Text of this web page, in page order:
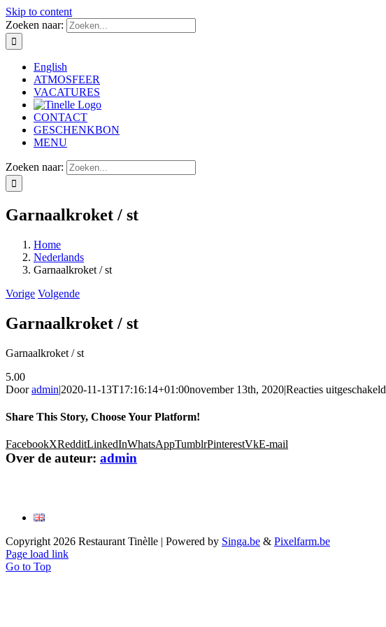
Skip to content
Zoeken naar:
English
ATMOSFEER
VACATURES
CONTACT
GESCHENKBON
MENU
Zoeken naar:
Garnaalkroket / st
Home
Nederlands
Garnaalkroket / st
Vorige Volgende
Garnaalkroket / st
Garnaalkroket / st
5.00
Dooradmin|2020-11-13T17:16:14+01:00november 13th, 2020|Reacties uitgeschakeld
Share This Story, Choose Your Platform!
FacebookXRedditLinkedInWhatsAppTumblrPinterestVkE-mail
Over de auteur: admin
Copyright 2026 Restaurant Tinèlle | Powered by Singa.be & Pixelfarm.be
Page load link
Go to Top